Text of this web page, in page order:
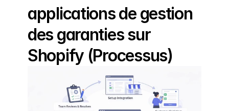
applications de gestion
des garanties sur
Shopify (Processus)